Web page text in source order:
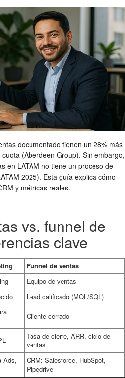
documentado tienen un 28% más
(Aberdeen Group). Sin embargo,
en LATAM no tiene un proceso de
2025). Esta guía explica cómo
y métricas reales.
vs. funnel de
clave
Funnel de ventas
Equipo de ventas
Lead calificado (MQL/SQL)
Cliente cerrado
Tasa de cierre, ARR, ciclo de
ventas
Ads,
CRM: Salesforce, HubSpot,
Pipedrive